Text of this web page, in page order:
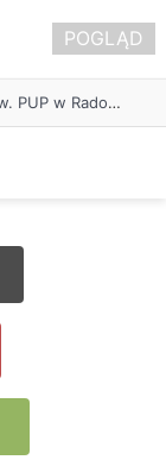
Około 90 tys. zł na szkolenia pracowników. PUP w Radomsku ogłasza nabór wniosków
POGLĄD